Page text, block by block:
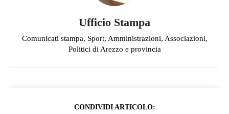
Ufficio Stampa
Comunicati stampa, Sport, Amministrazioni, Associazioni,
Politici di Arezzo e provincia
CONDIVIDI ARTICOLO: